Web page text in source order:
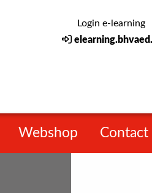
Login e-learning
Webshop Contact